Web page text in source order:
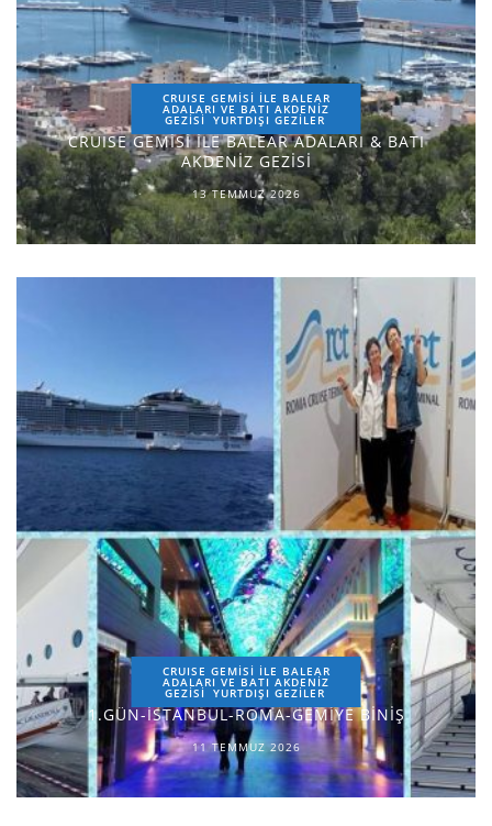
CRUISE GEMİSİ İLE BALEAR
ADALARI VE BATI AKDENİZ
GEZİSİ YURTDIŞI GEZILER
CRUISE GEMİSİ İLE BALEAR ADALARI & BATI
AKDENİZ GEZİSİ
13 TEMMUZ 2026
CRUISE GEMİSİ İLE BALEAR
ADALARI VE BATI AKDENİZ
GEZİSİ YURTDIŞI GEZILER
1.GÜN-İSTANBUL-ROMA-GEMİYE BİNİŞ
11 TEMMUZ 2026